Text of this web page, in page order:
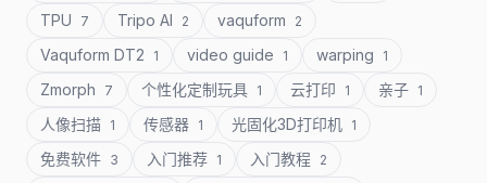
TPU 7 Tripo AI 2 vaquform 2
Vaquform DT2 1 video guide 1 warping 1
Zmorph 7 个性化定制玩具 1 云打印 1 亲子 1
人像扫描 1 传感器 1 光固化3D打印机 1
免费软件 3 入门推荐 1 入门教程 2